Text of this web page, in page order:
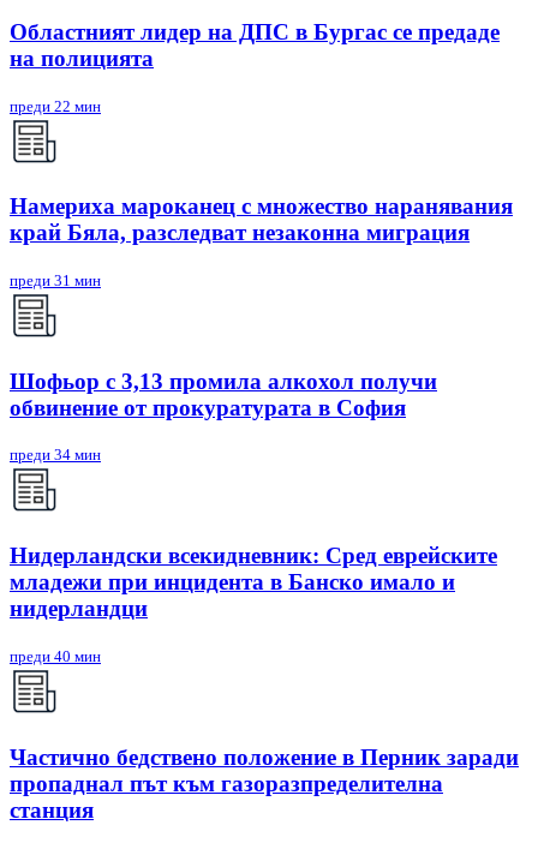
Областният лидер на ДПС в Бургас се предаде
на полицията
преди 22 мин
Намериха мароканец с множество наранявания
край Бяла, разследват незаконна миграция
преди 31 мин
Шофьор с 3,13 промила алкохол получи
обвинение от прокуратурата в София
преди 34 мин
Нидерландски всекидневник: Сред еврейските
младежи при инцидента в Банско имало и
нидерландци
преди 40 мин
Частично бедствено положение в Перник заради
пропаднал път към газоразпределителна
станция